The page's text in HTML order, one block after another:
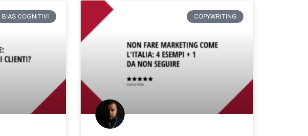
BIAS COGNITIVI COPYWRITING